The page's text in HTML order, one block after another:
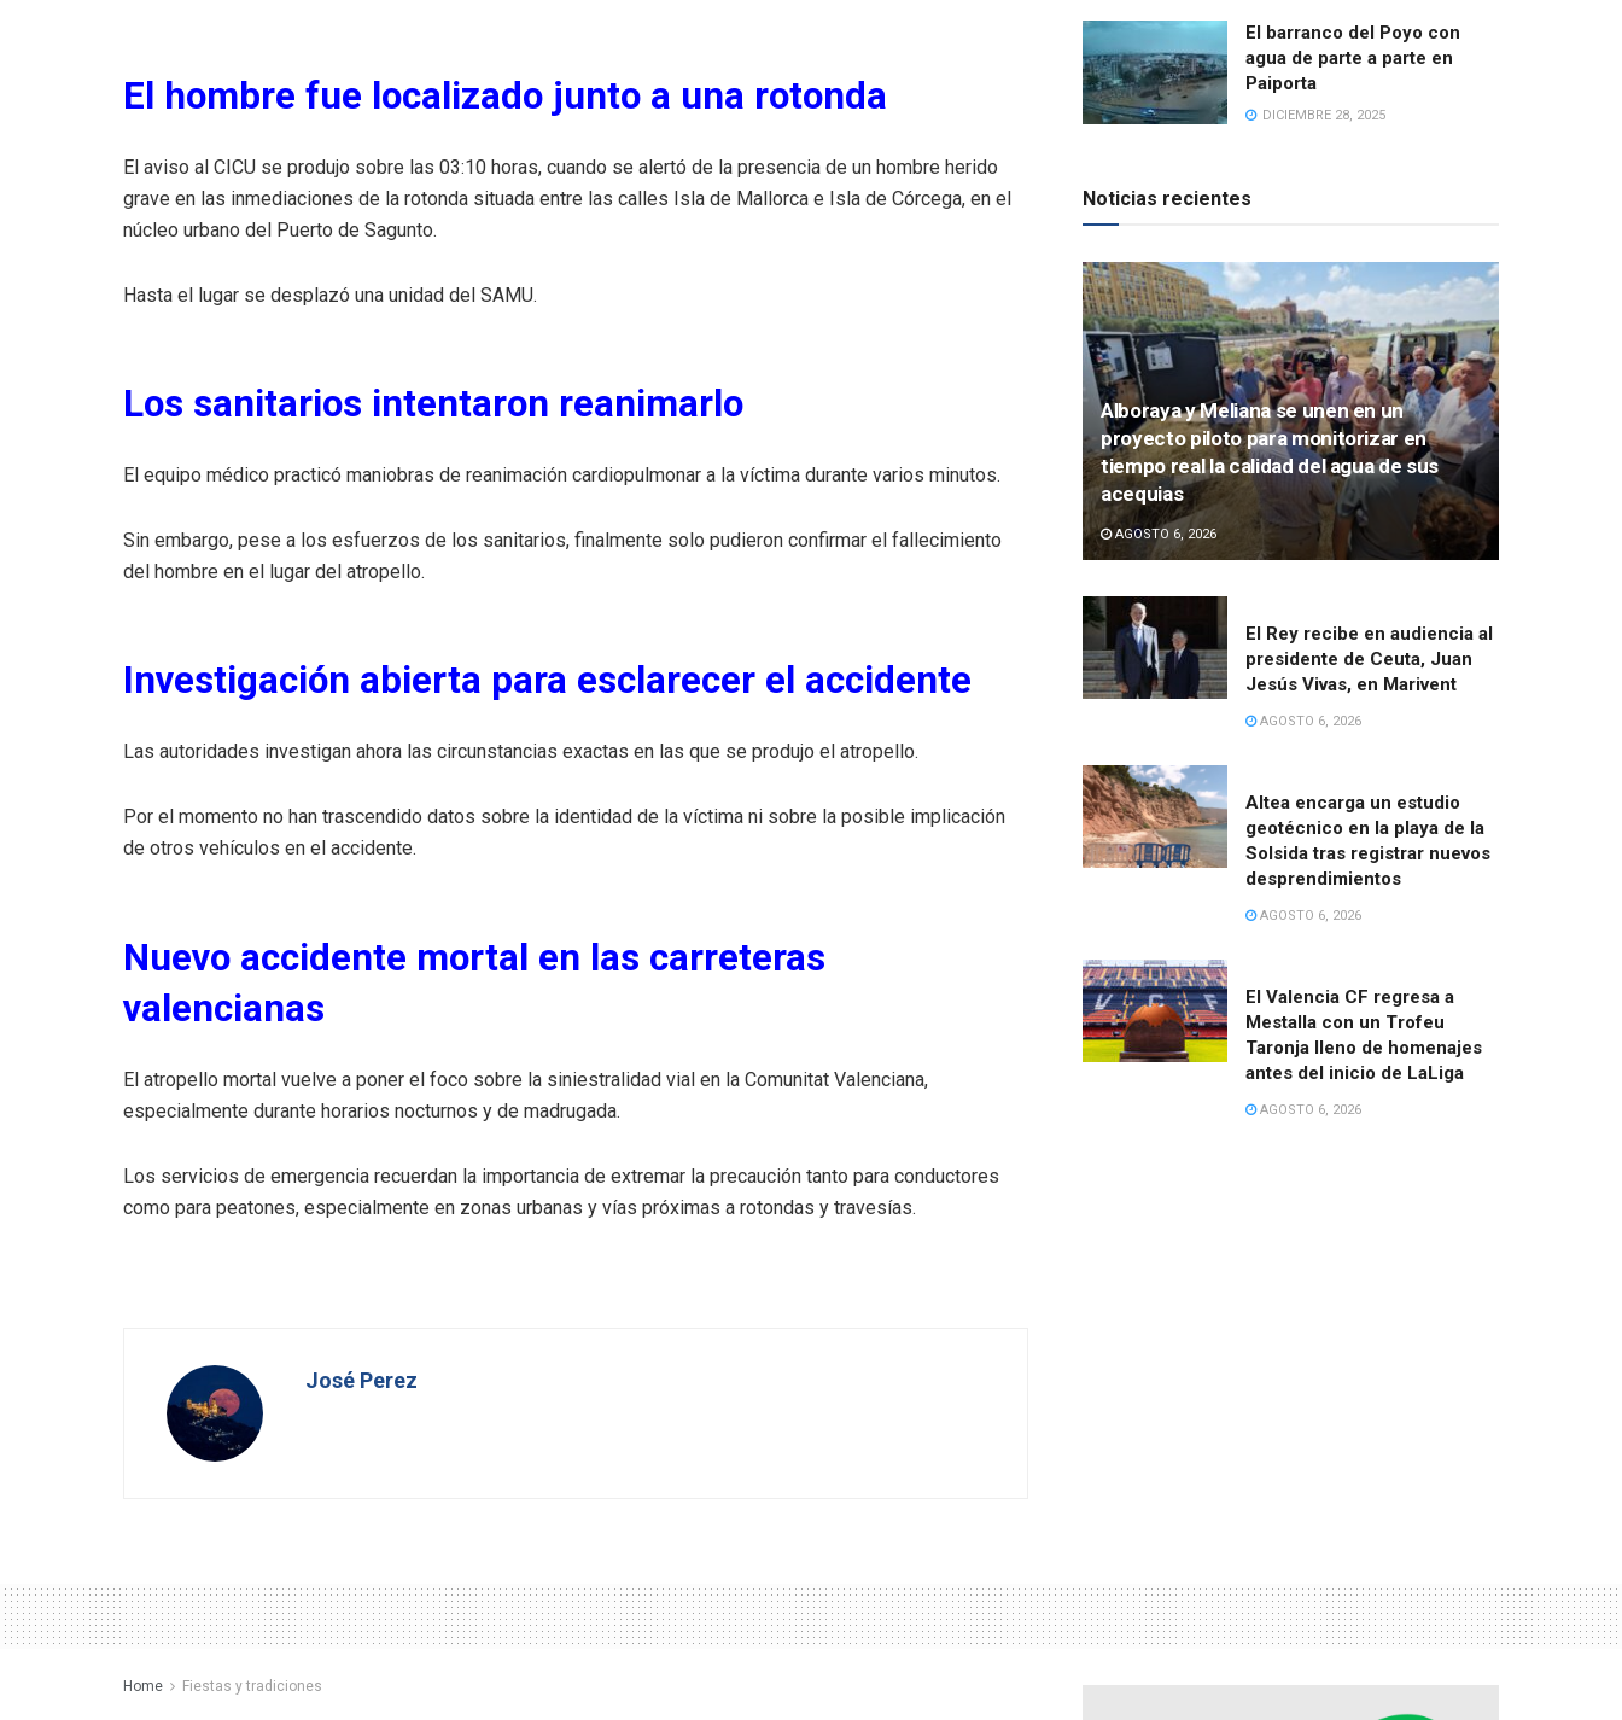
El hombre fue localizado junto a una rotonda
El aviso al CICU se produjo sobre las 03:10 horas, cuando se alertó de la presencia de un hombre herido
grave en las inmediaciones de la rotonda situada entre las calles Isla de Mallorca e Isla de Córcega, en el
núcleo urbano del Puerto de Sagunto.
Hasta el lugar se desplazó una unidad del SAMU.
Los sanitarios intentaron reanimarlo
El equipo médico practicó maniobras de reanimación cardiopulmonar a la víctima durante varios minutos.
Sin embargo, pese a los esfuerzos de los sanitarios, finalmente solo pudieron confirmar el fallecimiento
del hombre en el lugar del atropello.
Investigación abierta para esclarecer el accidente
Las autoridades investigan ahora las circunstancias exactas en las que se produjo el atropello.
Por el momento no han trascendido datos sobre la identidad de la víctima ni sobre la posible implicación
de otros vehículos en el accidente.
Nuevo accidente mortal en las carreteras
valencianas
El atropello mortal vuelve a poner el foco sobre la siniestralidad vial en la Comunitat Valenciana,
especialmente durante horarios nocturnos y de madrugada.
Los servicios de emergencia recuerdan la importancia de extremar la precaución tanto para conductores
como para peatones, especialmente en zonas urbanas y vías próximas a rotondas y travesías.
José Perez
El barranco del Poyo con
agua de parte a parte en
Paiporta
DICIEMBRE 28, 2025
Noticias recientes
Alboraya y Meliana se unen en un
proyecto piloto para monitorizar en
tiempo real la calidad del agua de sus
acequias
AGOSTO 6, 2026
El Rey recibe en audiencia al
presidente de Ceuta, Juan
Jesús Vivas, en Marivent
AGOSTO 6, 2026
Altea encarga un estudio
geotécnico en la playa de la
Solsida tras registrar nuevos
desprendimientos
AGOSTO 6, 2026
El Valencia CF regresa a
Mestalla con un Trofeu
Taronja lleno de homenajes
antes del inicio de LaLiga
AGOSTO 6, 2026
Home Fiestas y tradiciones